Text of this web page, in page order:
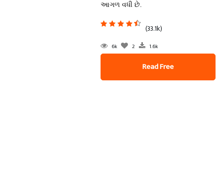
આગળ વધી છે.
(33.1k)
6k 2 1.6k
Read Free